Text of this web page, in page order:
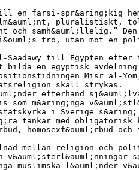
en farsi-spr&aring;kig
pluralistiskt,
samh&auml;llelig.” Den
tro, utan mot en
al-Saadawy till Egypten
bilda en egyptisk avdelning
Misr al-
skall strykas.
efterhand
m&aring;nga
i Sverige s&aring;
tankar med obligatorisk
homosexf&ouml;rbud och
mellan religion och
muslimska l&auml;nder